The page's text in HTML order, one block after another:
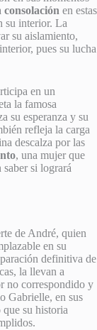
consolación en estas
su interior. La
su aislamiento,
pues su lucha
en un
la famosa
su esperanza y su
refleja la carga
descalza por las
, una mujer que
si logrará
de André, quien
en su
definitiva de
la llevan a
no correspondido y
Gabrielle, en sus
que su historia